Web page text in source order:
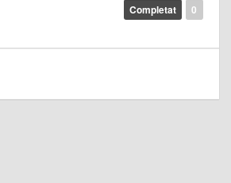
0
Completat